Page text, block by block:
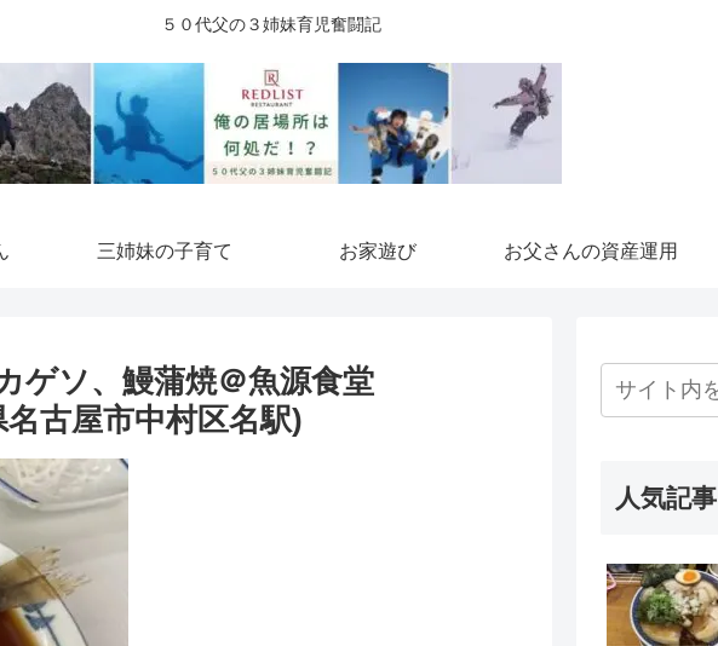
５０代父の３姉妹育児奮闘記
三姉妹の子育て お家遊び お父さんの資産運用
ゲソ、鰻蒲焼＠魚源食堂
古屋市中村区名駅)
人気記事